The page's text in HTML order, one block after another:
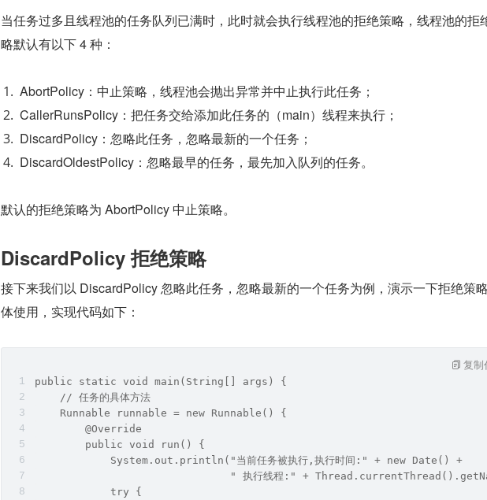
当任务过多且线程池的任务队列已满时，此时就会执行线程池的拒绝策略，线程池的拒
略默认有以下 4 种：
AbortPolicy：中止策略，线程池会抛出异常并中止执行此任务；
CallerRunsPolicy：把任务交给添加此任务的（main）线程来执行；
DiscardPolicy：忽略此任务，忽略最新的一个任务；
DiscardOldestPolicy：忽略最早的任务，最先加入队列的任务。
默认的拒绝策略为 AbortPolicy 中止策略。
DiscardPolicy 拒绝策略
接下来我们以 DiscardPolicy 忽略此任务，忽略最新的一个任务为例，演示一下拒绝策
体使用，实现代码如下：
public static void main(String[] args) {
    // 任务的具体方法
    Runnable runnable = new Runnable() {
        @Override
        public void run() {
            System.out.println("当前任务被执行,执行时间:" + new Date() +
" 执行线程:" +
            try {
复制